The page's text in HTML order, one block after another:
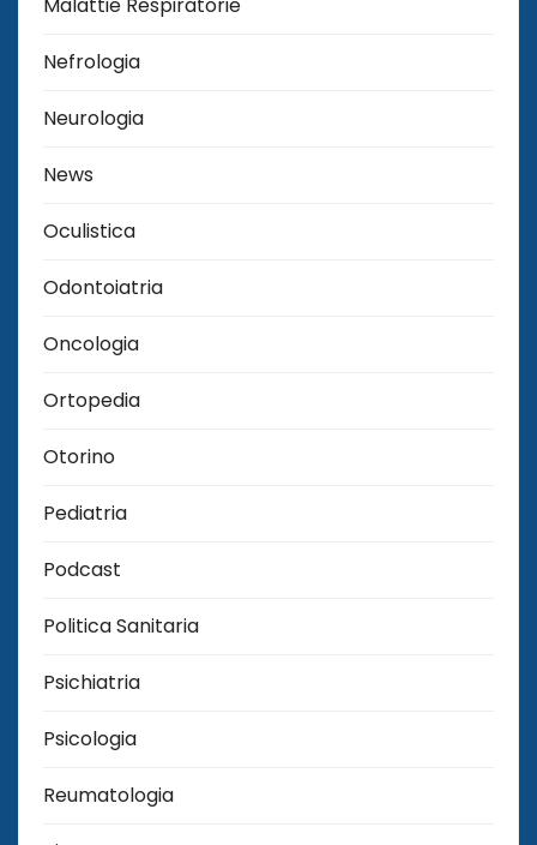
Nefrologia
Neurologia
News
Oculistica
Odontoiatria
Oncologia
Ortopedia
Otorino
Pediatria
Podcast
Politica Sanitaria
Psichiatria
Psicologia
Reumatologia